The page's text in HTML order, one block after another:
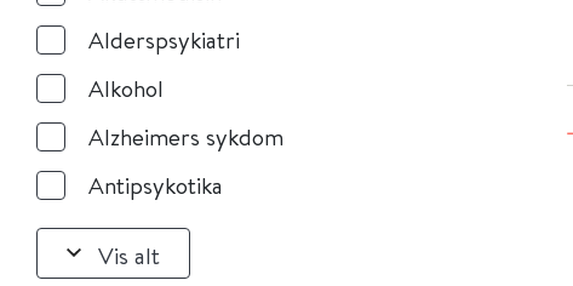
Alderspsykiatri
Alkohol
Alzheimers sykdom
Antipsykotika
Vis alt